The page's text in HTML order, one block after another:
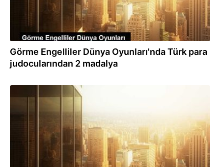
Görme Engelliler Dünya Oyunları'nda Türk para
judocularından 2 madalya
08.08.2023